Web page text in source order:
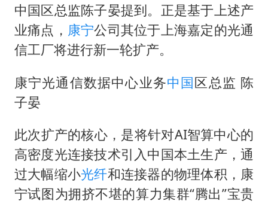
中国区总监陈子晏提到。正是基于上述产
业痛点， 康宁公司其位于上海嘉定的光通
信工厂将进行新一轮扩产。
康宁光通信数据中心业务中国区总监 陈
子晏
此次扩产的核心，是将针对AI智算中心的
高密度光连接技术引入中国本土生产，通
过大幅缩小光纤和连接器的物理体积，康
宁试图为拥挤不堪的算力集群“腾出”宝贵